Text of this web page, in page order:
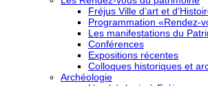
Fréjus Ville d’art et
Programmation «Rendez-
Les manifestations du
Conférences
Expositions récentes
Colloques historiques et
Archéologie